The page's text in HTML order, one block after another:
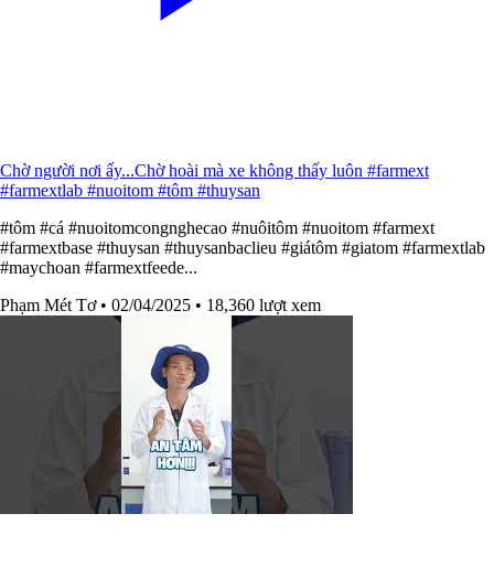
Chờ người nơi ấy...Chờ hoài mà xe không thấy luôn #farmext
#farmextlab #nuoitom #tôm #thuysan
#tôm #cá #nuoitomcongnghecao #nuôitôm #nuoitom #farmext
#farmextbase #thuysan #thuysanbaclieu #giátôm #giatom #farmextlab
#maychoan #farmextfeede...
Phạm Mét Tơ • 02/04/2025 • 18,360 lượt xem